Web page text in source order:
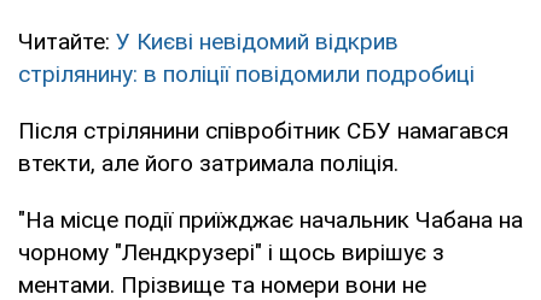
Читайте: У Києві невідомий відкрив
стрілянину: в поліції повідомили подробиці
Після стрілянини співробітник СБУ намагався
втекти, але його затримала поліція.
"На місце події приїжджає начальник Чабана на
чорному "Лендкрузері" і щось вирішує з
ментами. Прізвище та номери вони не